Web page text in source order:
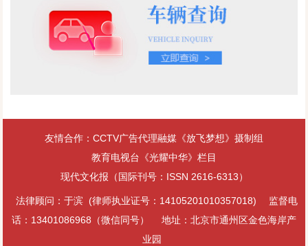
完成36万字的《华北军区野战军征战纪实》、34万字的华北剿匪纪
实《燕赵扫残》、26万字的《燕赵惊雷》等纪实作品，由在解放军
出版社出版；应邀为为少年儿童创作的《南昌第一枪》《粉碎大围
剿》《铁流两万五》《情系宝塔山》《抗日先锋队》等五本反映革
台湾高雄凤山陆军军官学校（原黄埔军校），学者的注意。他们认
为史料翔实，给予很高的评价。2015年12月，李金明在凤凰卫视做
了五期节目，讲述新中国建国初期剿匪的一些史实。字幕上打的
是“历史学者李金明”此后，有人问他：你不是作家吗？他说：我喜欢
历史，对近代史粗知一些。他的“粗知”已经达到了相当水平。鉴定旧
币，这是他从事军史研究的额外收获，这里透着他生活面广、学问
友情合作：CCTV广告代理融媒《放飞梦想》摄制组
教育电视台《光耀中华》栏目
现代文化报（国际刊号：ISSN 2616-6313）
法律顾问：于滨 (律师执业证号：14105201010357018)
监督电
话：13401086968（微信同号）
地址：北京市通州区金色海岸产
业园